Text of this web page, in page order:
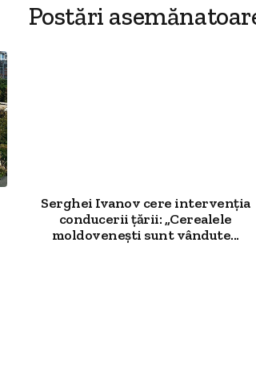
Postări
Serghei Ivanov cere intervenția
conducerii țării: „Cerealele
moldovenești sunt vândute...